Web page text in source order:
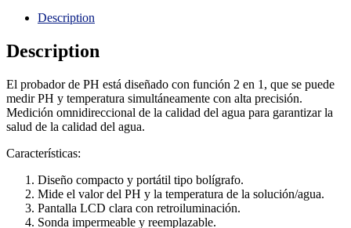
Description
Description
El probador de PH está diseñado con función 2 en 1, que se puede
medir PH y temperatura simultáneamente con alta precisión.
Medición omnidireccional de la calidad del agua para garantizar la
salud de la calidad del agua.
Características:
Diseño compacto y portátil tipo bolígrafo.
Mide el valor del PH y la temperatura de la solución/agua.
Pantalla LCD clara con retroiluminación.
Sonda impermeable y reemplazable.